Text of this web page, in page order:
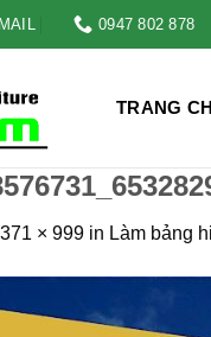
0947 802 878
TRANG
× 999 in Làm bảng